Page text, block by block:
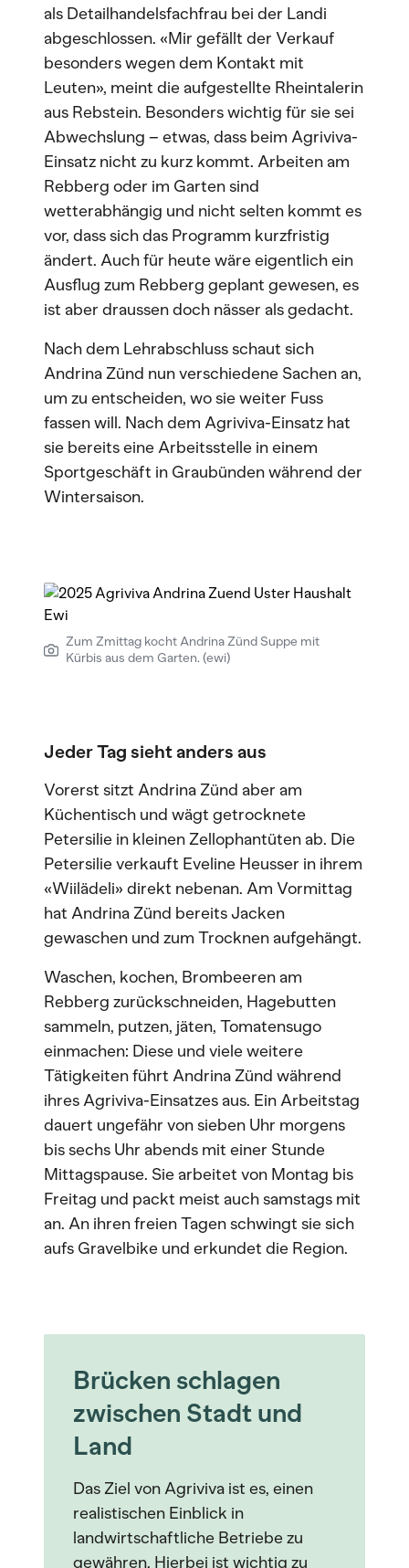
als Detailhandelsfachfrau bei der Landi
abgeschlossen. «Mir gefällt der Verkauf
besonders wegen dem Kontakt mit
Leuten», meint die aufgestellte Rheintalerin
aus Rebstein. Besonders wichtig für sie sei
Abwechslung – etwas, dass beim Agriviva-
Einsatz nicht zu kurz kommt. Arbeiten am
Rebberg oder im Garten sind
wetterabhängig und nicht selten kommt es
vor, dass sich das Programm kurzfristig
ändert. Auch für heute wäre eigentlich ein
Ausflug zum Rebberg geplant gewesen, es
ist aber draussen doch nässer als gedacht.
Nach dem Lehrabschluss schaut sich
Andrina Zünd nun verschiedene Sachen an,
um zu entscheiden, wo sie weiter Fuss
fassen will. Nach dem Agriviva-Einsatz hat
sie bereits eine Arbeitsstelle in einem
Sportgeschäft in Graubünden während der
Wintersaison.
Zum Zmittag kocht Andrina Zünd Suppe mit
Kürbis aus dem Garten. (ewi)
Jeder Tag sieht anders aus
Vorerst sitzt Andrina Zünd aber am
Küchentisch und wägt getrocknete
Petersilie in kleinen Zellophantüten ab. Die
Petersilie verkauft Eveline Heusser in ihrem
«Wiilädeli» direkt nebenan. Am Vormittag
hat Andrina Zünd bereits Jacken
gewaschen und zum Trocknen aufgehängt.
Waschen, kochen, Brombeeren am
Rebberg zurückschneiden, Hagebutten
sammeln, putzen, jäten, Tomatensugo
einmachen: Diese und viele weitere
Tätigkeiten führt Andrina Zünd während
ihres Agriviva-Einsatzes aus. Ein Arbeitstag
dauert ungefähr von sieben Uhr morgens
bis sechs Uhr abends mit einer Stunde
Mittagspause. Sie arbeitet von Montag bis
Freitag und packt meist auch samstags mit
an. An ihren freien Tagen schwingt sie sich
aufs Gravelbike und erkundet die Region.
Brücken schlagen
zwischen Stadt und
Land
Das Ziel von Agriviva ist es, einen
realistischen Einblick in
landwirtschaftliche Betriebe zu
gewähren. Hierbei ist wichtig zu